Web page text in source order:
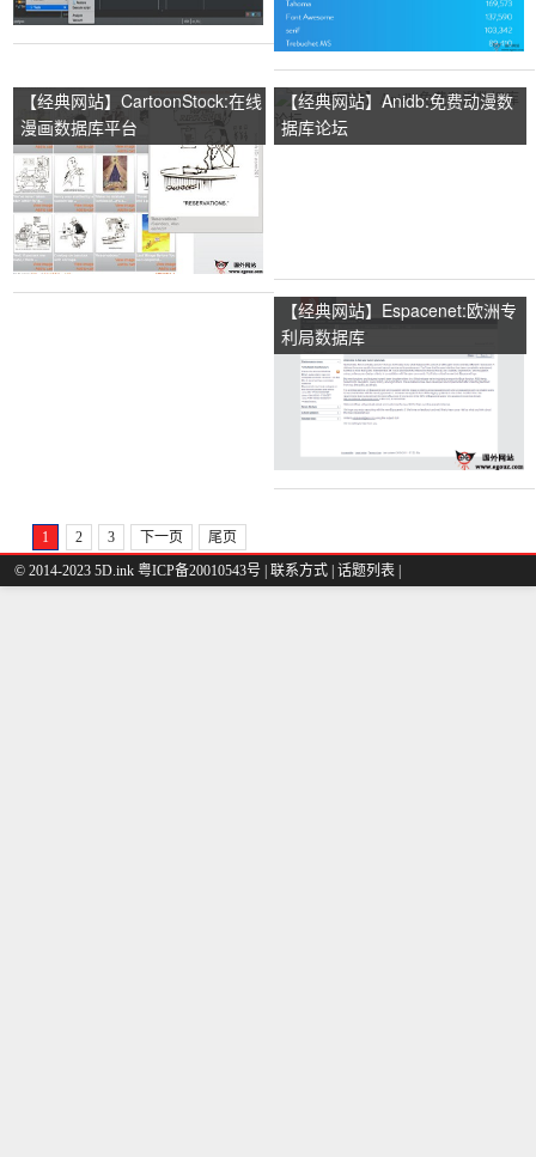
【经典网站】CartoonStock:在线
漫画数据库平台
【经典网站】Anidb:免费动漫数
据库论坛
【经典网站】Espacenet:欧洲专
利局数据库
1 2 3 下一页
尾页
© 2014-2023 5D.ink 粤ICP备20010543号 联系方式 话题列表